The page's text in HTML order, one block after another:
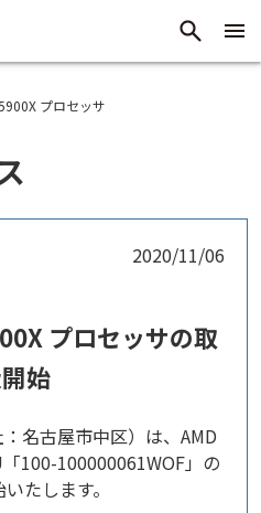
プロセッサ
2020/11/06
プロセッサの取
始
名古屋市中区）は、AMD
100-100000061WOF」の
たします。